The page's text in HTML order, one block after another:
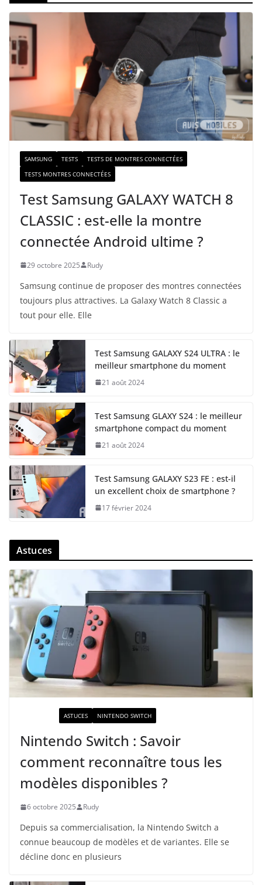
t
r
e
e
m
i
SAMSUNG TESTS
TESTS DE MONTRES CONNECTÉES
TESTS MONTRES CONNECTÉES
Test Samsung GALAXY WATCH 8
CLASSIC : est-elle la montre
connectée Android ultime ?
29 octobre 2025 Rudy
Samsung continue de proposer des montres connectées
toujours plus attractives. La Galaxy Watch 8 Classic a
tout pour elle. Elle
Test Samsung GALAXY S24 ULTRA : le
meilleur smartphone du moment
21 août 2024
Test Samsung GLAXY S24 : le meilleur
smartphone compact du moment
21 août 2024
Test Samsung GALAXY S23 FE : est-il
un excellent choix de smartphone ?
17 février 2024
Astuces
ASTUCES NINTENDO SWITCH
Nintendo Switch : Savoir
comment reconnaître tous les
modèles disponibles ?
6 octobre 2025 Rudy
Depuis sa commercialisation, la Nintendo Switch a
connue beaucoup de modèles et de variantes. Elle se
décline donc en plusieurs